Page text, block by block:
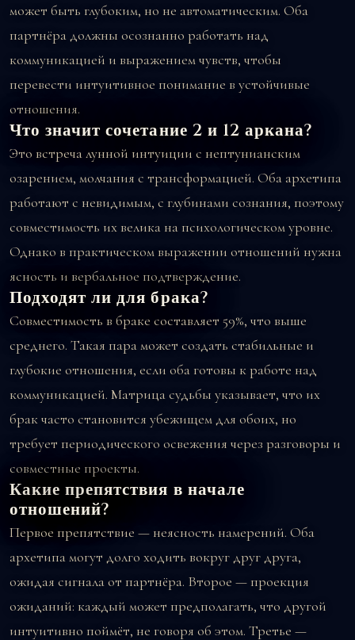
может быть глубоким, но не автоматическим. Оба
партнёра должны осознанно работать над
коммуникацией и выражением чувств, чтобы
перевести интуитивное понимание в устойчивые
отношения.
Что значит сочетание 2 и 12 аркана?
Это встреча лунной интуиции с нептунианским
озарением, молчания с трансформацией. Оба архетипа
работают с невидимым, с глубинами сознания, поэтому
совместимость их велика на психологическом уровне.
Однако в практическом выражении отношений нужна
ясность и вербальное подтверждение.
Подходят ли для брака?
Совместимость в браке составляет 59%, что выше
среднего. Такая пара может создать стабильные и
глубокие отношения, если оба готовы к работе над
коммуникацией. Матрица судьбы указывает, что их
брак часто становится убежищем для обоих, но
требует периодического освежения через разговоры и
совместные проекты.
Какие препятствия в начале
отношений?
Первое препятствие — неясность намерений. Оба
архетипа могут долго ходить вокруг друг друга,
ожидая сигнала от партнёра. Второе — проекция
ожиданий: каждый может предполагать, что другой
интуитивно поймёт, не говоря об этом. Третье —